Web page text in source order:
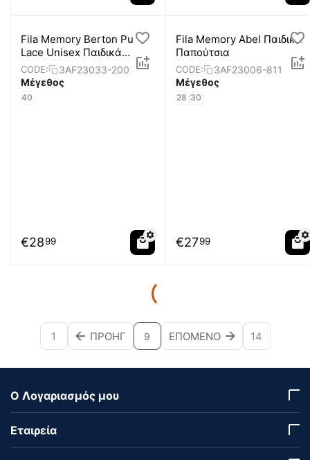
Fila Memory Berton Pu
Lace Unisex Παιδικά
Παπούτσια
CODE:
3AF23033-200
Μέγεθος
40
€2899
Fila Memory Abel Παιδικά
Παπούτσια
CODE:
3AF23006-811
Μέγεθος
28 30
€2799
1 ΠΡΟΗΓ 9 ΕΠΌΜΕΝΟ 14
Ο Λογαριασμός μου
Εταιρεία